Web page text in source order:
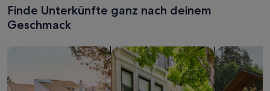
Finde Unterkünfte ganz nach deinem
Geschmack
Suche nach FerienhäusernSuche nach Ferienwohnungen oder
Suche nach